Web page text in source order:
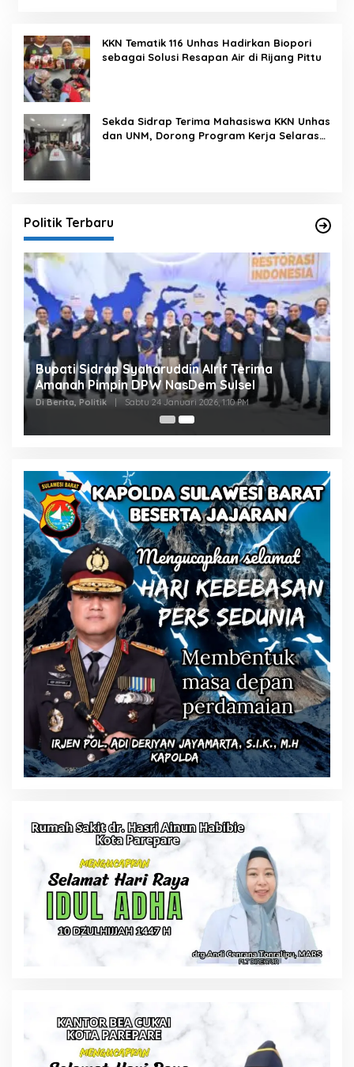
KKN Tematik 116 Unhas Hadirkan Biopori
sebagai Solusi Resapan Air di Rijang Pittu
Sekda Sidrap Terima Mahasiswa KKN Unhas
dan UNM, Dorong Program Kerja Selaras
Politik Terbaru
Bupati Sidrap Syaharuddin Alrif Terima
Amanah Pimpin DPW NasDem Sulsel
Di Berita, Politik | Sabtu 24 Januari 2026, 1:10 PM